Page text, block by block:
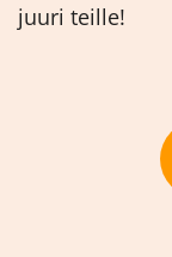
juuri teille!